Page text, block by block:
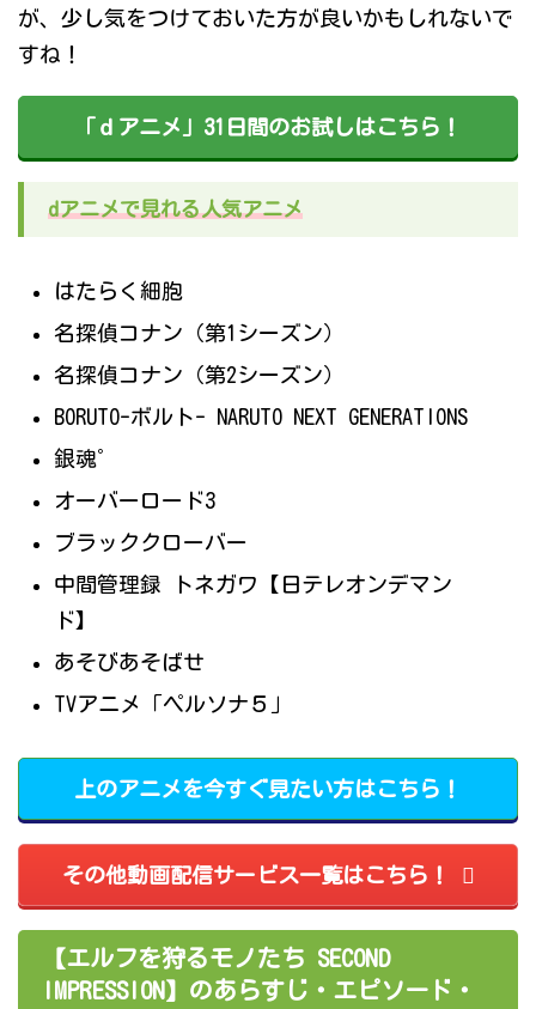
が、少し気をつけておいた方が良いかもしれないで
すね！
「ｄアニメ」31日間のお試しはこちら！
dアニメで見れる人気アニメ
はたらく細胞
名探偵コナン（第1シーズン）
名探偵コナン（第2シーズン）
BORUTO-ボルト- NARUTO NEXT GENERATIONS
銀魂゜
オーバーロード3
ブラッククローバー
中間管理録 トネガワ【日テレオンデマン
ド】
あそびあそばせ
TVアニメ「ペルソナ５」
上のアニメを今すぐ見たい方はこちら！
その他動画配信サービス一覧はこちら！
【エルフを狩るモノたち SECOND
IMPRESSION】のあらすじ・エピソード・